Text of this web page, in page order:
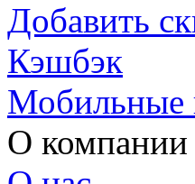
Добавить
Кэшбэк
Мобильные
О компании